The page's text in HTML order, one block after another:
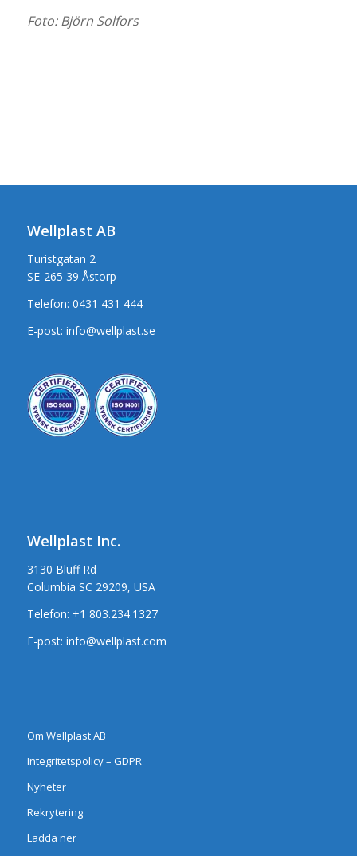
Foto: Björn Solfors
Wellplast AB
Turistgatan 2
SE-265 39 Åstorp
Telefon: 0431 431 444
E-post: info@wellplast.se
Wellplast Inc.
3130 Bluff Rd
Columbia SC 29209, USA
Telefon: +1 803.234.1327
E-post: info@wellplast.com
Om Wellplast AB
Integritetspolicy – GDPR
Nyheter
Rekrytering
Ladda ner